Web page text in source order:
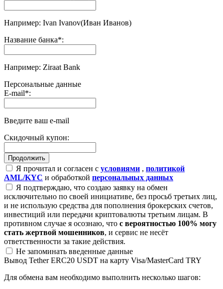
Например: Ivan Ivanov(Иван Иванов)
Название банка*:
Например: Ziraat Bank
Персональные данные
E-mail*:
Введите ваш e-mail
Скидочный купон:
Я прочитал и согласен с условиями , политикой
AML/KYC и обработкой персональных данных
Я подтверждаю, что создаю заявку на обмен
исключительно по своей инициативе, без просьб третьих лиц,
и не использую средства для пополнения брокерских счетов,
инвестиций или передачи криптовалюты третьим лицам. В
противном случае я осознаю, что с вероятностью 100% могу
стать жертвой мошенников, и сервис не несёт
ответственности за такие действия.
Не запоминать введенные данные
Вывод Tether ERC20 USDT на карту Visa/MasterCard TRY
Для обмена вам необходимо выполнить несколько шагов: